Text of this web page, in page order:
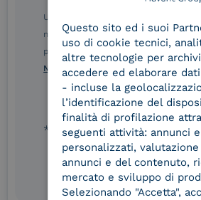
Service Provider e
Aggregatore SPID
Conservatore
qualificato
UNI EN ISO 9001
Ulteriori informazioni sulle procedure
nelle Norme di tutela della privacy
presente modulo, dichiaro di aver letto
Norme di tutela della privacy INTESA.
* campo obbligatorio
Questo sito ed i suoi
uso di cookie tecnici,
altre tecnologie per
accedere ed elaborare
- incluse la
l’identificazione del
finalità di profilazione
seguenti attività: annunci
personalizzati,
annunci e del contenuto,
mercato e sviluppo di
Selezionando "Accetta",